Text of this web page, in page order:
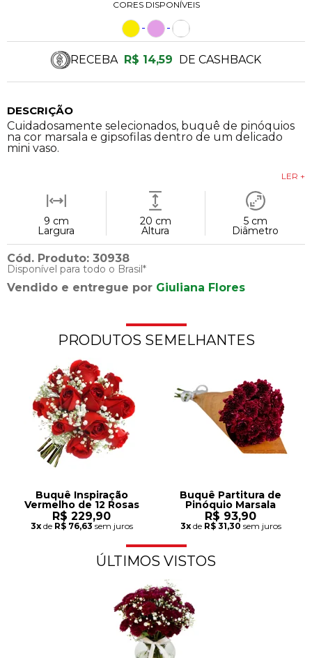
DESCRIÇÃO
Cuidadosamente selecionados, buquê de pinóquios
na cor marsala e gipsofilas dentro de um delicado
mini vaso.
LER +
CORES DISPONÍVEIS
9 cm
Largura
20 cm
Altura
5 cm
Diâmetro
Cód. Produto: 30938
Disponível para todo o Brasil*
Vendido e entregue por Giuliana Flores
RECEBA R$ 14,59 DE CASHBACK
PRODUTOS SEMELHANTES
Buquê Inspiração
Vermelho de 12 Rosas
R$ 229,90
3xde R$ 76,63sem juros
Buquê Partitura de
Pinóquio Marsala
R$ 93,90
3xde R$ 31,30 sem juros
ÚLTIMOS VISTOS